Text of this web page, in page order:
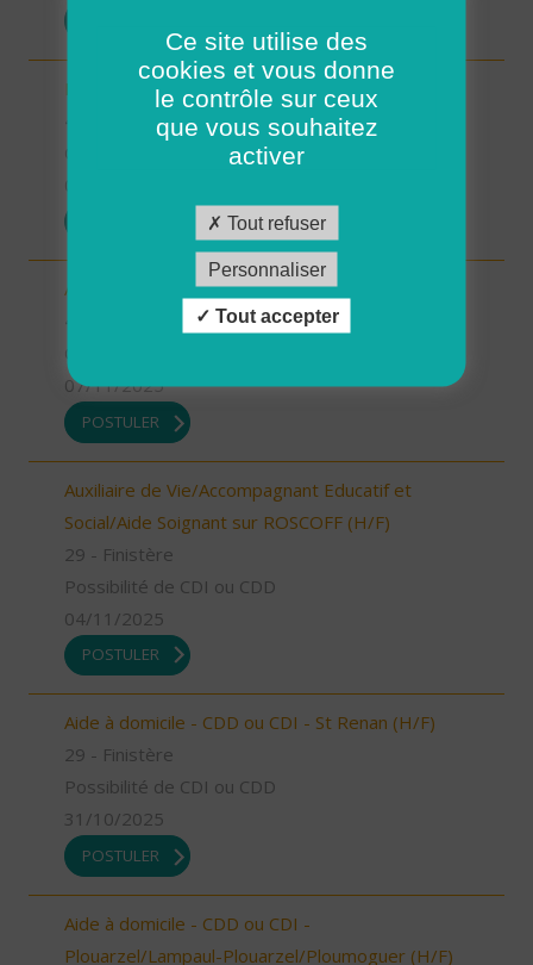
Responsable du développement (H/F)
Aide à domicile Limogne (H/F)
07/11/2025
POSTULER
Auxiliaire de Vie/Accompagnant Educatif et
Social/Aide Soignant sur ROSCOFF (H/F)
29 - Finistère
Possibilité de CDI ou CDD
04/11/2025
POSTULER
Aide à domicile - CDD ou CDI - St Renan (H/F)
29 - Finistère
Possibilité de CDI ou CDD
31/10/2025
POSTULER
Aide à domicile - CDD ou CDI -
Plouarzel/Lampaul-Plouarzel/Ploumoguer (H/F)
Ce site utilise des
cookies et vous donne
le contrôle sur ceux
que vous souhaitez
activer
Tout refuser
Personnaliser
Tout accepter